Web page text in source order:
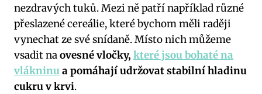
nezdravých tuků. Mezi ně patří například různé
přeslazené cereálie, které bychom měli raději
vynechat ze své snídaně. Místo nich můžeme
vsadit naovesné vločky, které jsou bohaté na
vlákninua pomáhají udržovat stabilní hladinu
cukru v krvi.